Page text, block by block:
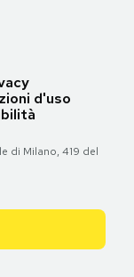
d'uso
di Milano, 419 del